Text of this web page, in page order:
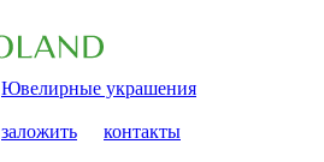
Ювелирные украшения
заложить контакты